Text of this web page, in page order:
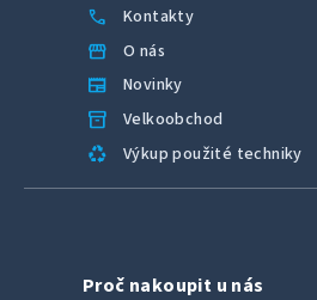
call Kontakty
storefront O nás
newspaper Novinky
inventory_2 Velkoobchod
recycling Výkup použité techniky
Proč nakoupit u nás